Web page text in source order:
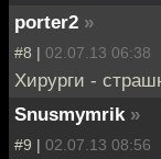
porter2 »
#8 | 02.07.13 06:38
Хирурги -
Snusmymrik »
#9 | 02.07.13 08:56